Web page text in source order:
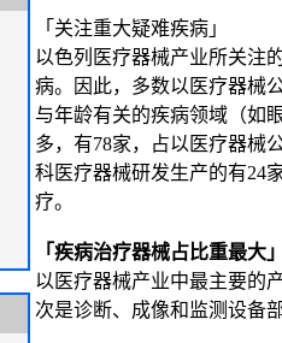
「关注重大疑难疾病」
以色列医疗器械产业所关注
病。因此，多数以医疗器械
与年龄有关的疾病领域（如
多，有78家，占以医疗器械
科医疗器械研发生产的有24
疗。
「疾病治疗器械占比重最大」
以医疗器械产业中最主要的
次是诊断、成像和监测设备